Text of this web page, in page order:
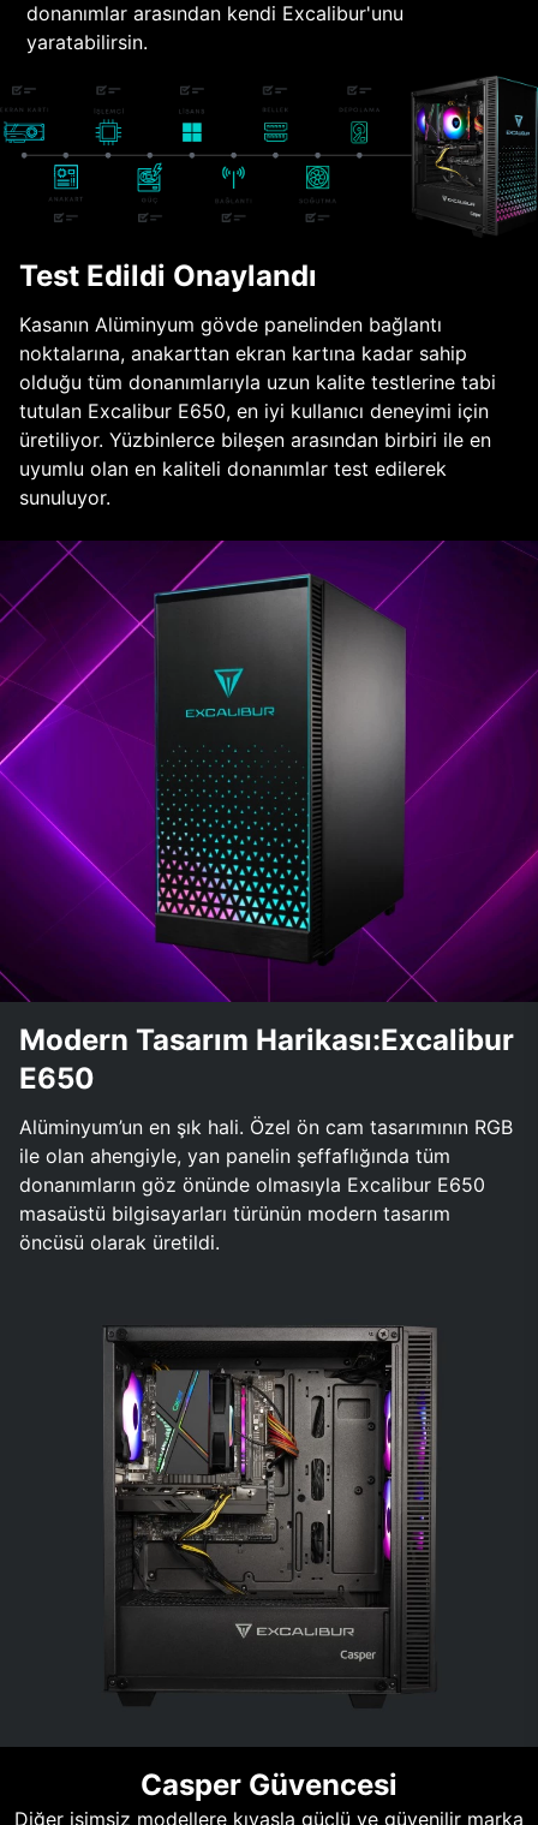
donanımlar arasından kendi Excalibur'unu
yaratabilirsin.
Test Edildi Onaylandı
Kasanın Alüminyum gövde panelinden bağlantı
noktalarına, anakarttan ekran kartına kadar sahip
olduğu tüm donanımlarıyla uzun kalite testlerine tabi
tutulan Excalibur E650, en iyi kullanıcı deneyimi için
üretiliyor. Yüzbinlerce bileşen arasından birbiri ile en
uyumlu olan en kaliteli donanımlar test edilerek
sunuluyor.
Modern Tasarım Harikası:Excalibur
E650
Alüminyum’un en şık hali. Özel ön cam tasarımının RGB
ile olan ahengiyle, yan panelin şeffaflığında tüm
donanımların göz önünde olmasıyla Excalibur E650
masaüstü bilgisayarları türünün modern tasarım
öncüsü olarak üretildi.
Casper Güvencesi
Diğer isimsiz modellere kıyasla güçlü ve güvenilir marka